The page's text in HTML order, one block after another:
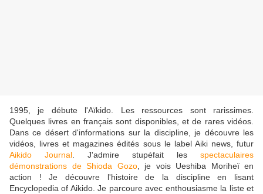
1995, je débute l'Aïkido. Les ressources sont rarissimes.
Quelques livres en français sont disponibles, et de rares vidéos.
Dans ce désert d'informations sur la discipline, je découvre les
vidéos, livres et magazines édités sous le label Aiki news, futur
Aikido Journal . J'admire stupéfait les spectaculaires
démonstrations de Shioda Gozo, je vois Ueshiba Moriheï en
action ! Je découvre l'histoire de la discipline en lisant
Encyclopedia of Aikido. Je parcoure avec enthousiasme la liste et